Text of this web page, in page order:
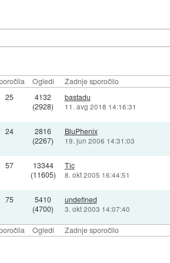
Ogledi Zadnje sporočilo
Ogledi Zadnje sporočilo
25
4132
(2928)
bastadu
11. avg 2018 14:16:31
24
2816
(2267)
BluPhenix
19. jun 2006 14:31:03
57
13344
(11605)
Tic
8. okt 2005 16:44:51
75
5410
(4700)
undefined
3. okt 2003 14:07:40